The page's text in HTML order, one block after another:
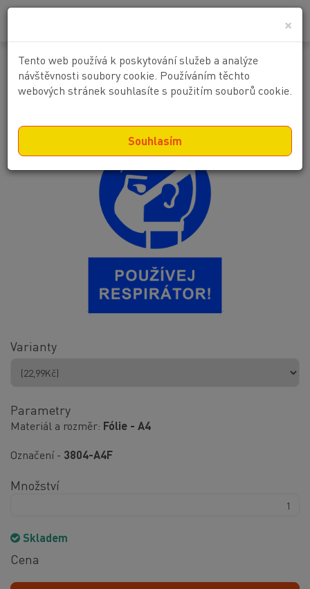
×
Tento web používá k poskytování služeb a analýze
návštěvnosti soubory cookie. Používáním těchto
webových stránek souhlasíte s použitím souborů cookie.
Souhlasím
Používej respirátor !
Varianty
Parametry
Materiál a rozměr Fólie - A4
Označení - 3804-A4F
Množství
Skladem
Cena